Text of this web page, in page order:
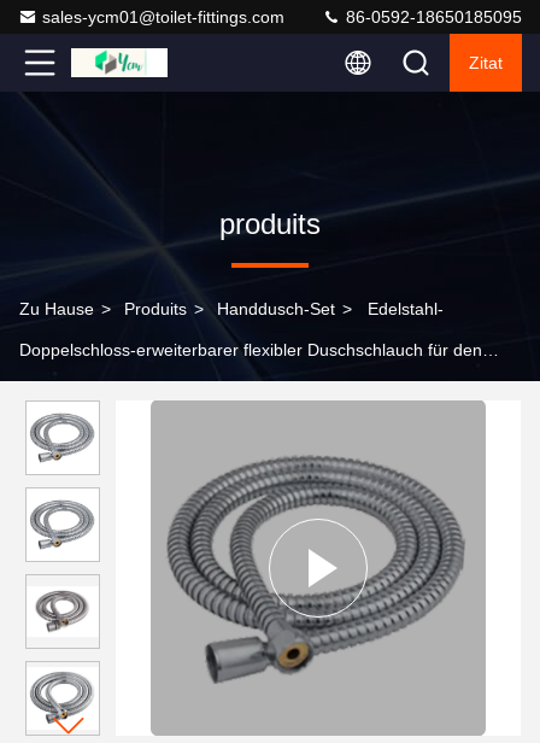
sales-ycm01@toilet-fittings.com 86-0592-18650185095
Zitat
produits
Zu Hause > Produits > Handdusch-Set > Edelstahl-
Doppelschloss-erweiterbarer flexibler Duschschlauch für den